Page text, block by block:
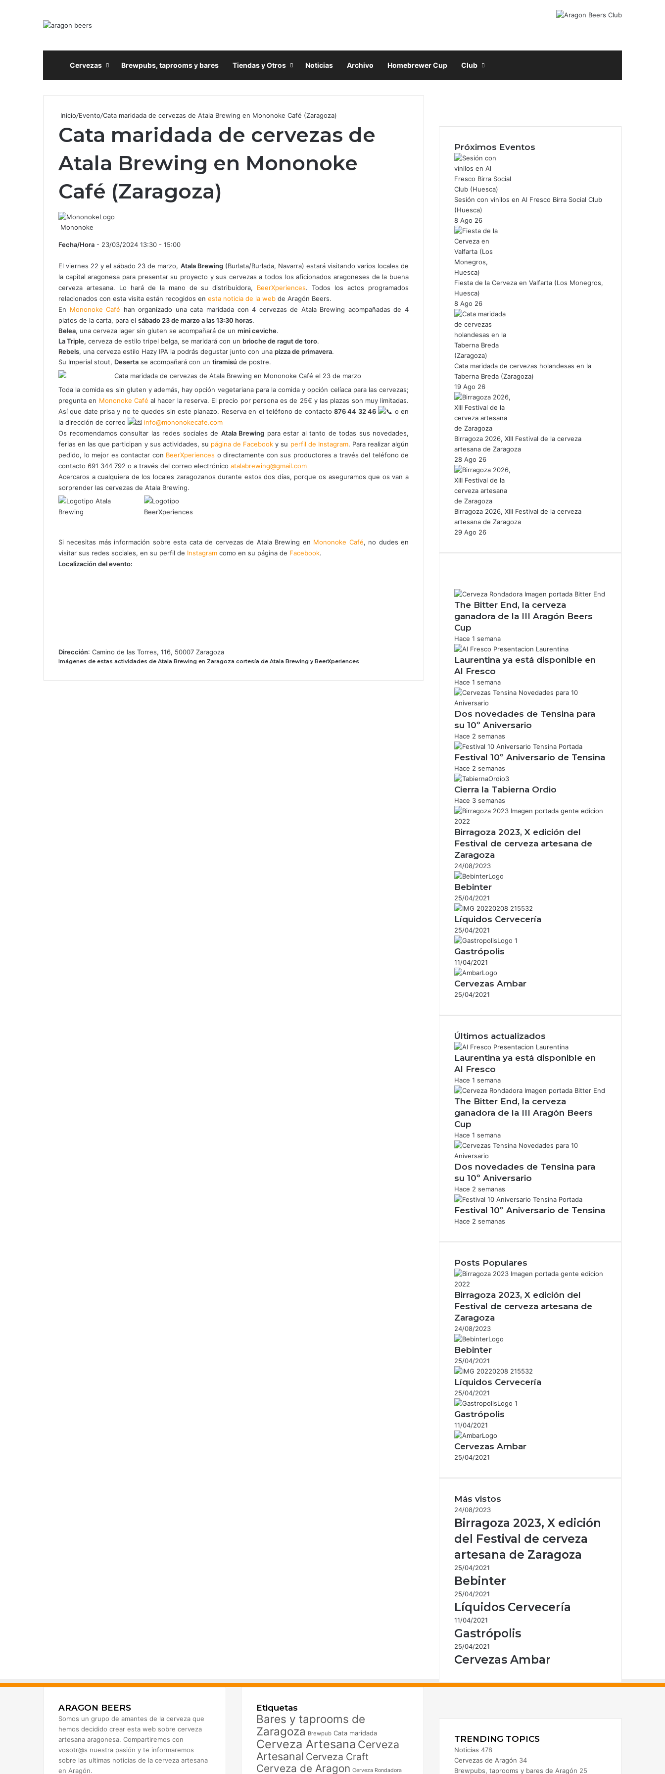
InicioCervezas Brewpubs, taprooms y bares Tiendas y Otros Noticias Archivo Homebrewer Cup Club
Inicio/Evento/Cata maridada de cervezas de Atala Brewing en Mononoke Café (Zaragoza)
Cata maridada de cervezas de
Atala Brewing en Mononoke
Café (Zaragoza)
Mononoke
Fecha/Hora - 23/03/2024 13:30 - 15:00
El viernes 22 y el sábado 23 de marzo, Atala Brewing(Burlata/Burlada, Navarra) estará visitando varios locales de
la capital aragonesa para presentar su proyecto y sus cervezas a todos los aficionados aragoneses de la buena
cerveza artesana. Lo hará de la mano de su distribuidora, BeerXperiences. Todos los actos programados
relacionados con esta visita están recogidos en esta noticia de la web de Aragón Beers.
En Mononoke Café han organizado una cata maridada con 4 cervezas de Atala Brewing acompañadas de 4
platos de la carta, para el sábado 23 de marzo a las 13:30 horas.
Belea, una cerveza lager sin gluten se acompañará de un mini ceviche.
La Triple, cerveza de estilo tripel belga, se maridará con un brioche de ragut de toro.
Rebels, una cerveza estilo Hazy IPA la podrás degustar junto con una pizza de primavera.
Su Imperial stout, Deserta se acompañará con un tiramisú de postre.
Toda la comida es sin gluten y además, hay opción vegetariana para la comida y opción celíaca para las cervezas;
pregunta en Mononoke Café al hacer la reserva. El precio por persona es de 25€ y las plazas son muy limitadas.
Así que date prisa y no te quedes sin este planazo. Reserva en el teléfono de contacto 876 44 32 46
o en
la dirección de correo
info@mononokecafe.com
Os recomendamos consultar las redes sociales de Atala Brewing para estar al tanto de todas sus novedades,
ferias en las que participan y sus actividades, su página de Facebook y su perfil de Instagram. Para realizar algún
pedido, lo mejor es contactar con BeerXperiences o directamente con sus productores a través del teléfono de
contacto 691 344 792 o a través del correo electrónico atalabrewing@gmail.com
Acercaros a cualquiera de los locales zaragozanos durante estos dos días, porque os aseguramos que os van a
sorprender las cervezas de Atala Brewing.
Si necesitas más información sobre esta cata de cervezas de Atala Brewing en Mononoke Café, no dudes en
visitar sus redes sociales, en su perfil de Instagram como en su página de Facebook.
Localización del evento:
Dirección: Camino de las Torres, 116, 50007 Zaragoza
Imágenes de estas actividades de Atala Brewing en Zaragoza cortesía de Atala Brewing y BeerXperiences
Próximos Eventos
Sesión con vinilos en Al Fresco Birra Social Club
(Huesca)
8 Ago 26
Fiesta de la Cerveza en Valfarta (Los Monegros,
Huesca)
8 Ago 26
Cata maridada de cervezas holandesas en la
Taberna Breda (Zaragoza)
19 Ago 26
Birragoza 2026, XIII Festival de la cerveza
artesana de Zaragoza
28 Ago 26
Birragoza 2026, XIII Festival de la cerveza
artesana de Zaragoza
29 Ago 26
The Bitter End, la cerveza
ganadora de la III Aragón Beers
Cup
Hace 1 semana
Laurentina ya está disponible en
Al Fresco
Hace 1 semana
Dos novedades de Tensina para
su 10º Aniversario
Hace 2 semanas
Festival 10º Aniversario de Tensina
Hace 2 semanas
Cierra la Tabierna Ordio
Hace 3 semanas
Birragoza 2023, X edición del
Festival de cerveza artesana de
Zaragoza
24/08/2023
Bebinter
25/04/2021
Líquidos Cervecería
25/04/2021
Gastrópolis
11/04/2021
Cervezas Ambar
25/04/2021
Últimos actualizados
Laurentina ya está disponible en
Al Fresco
Hace 1 semana
The Bitter End, la cerveza
ganadora de la III Aragón Beers
Cup
Hace 1 semana
Dos novedades de Tensina para
su 10º Aniversario
Hace 2 semanas
Festival 10º Aniversario de Tensina
Hace 2 semanas
Posts Populares
Birragoza 2023, X edición del
Festival de cerveza artesana de
Zaragoza
24/08/2023
Bebinter
25/04/2021
Líquidos Cervecería
25/04/2021
Gastrópolis
11/04/2021
Cervezas Ambar
25/04/2021
Más vistos
24/08/2023
Birragoza 2023, X edición
del Festival de cerveza
artesana de Zaragoza
25/04/2021
Bebinter
25/04/2021
Líquidos Cervecería
11/04/2021
Gastrópolis
25/04/2021
Cervezas Ambar
ARAGON BEERS
Somos un grupo de amantes de la cerveza que
hemos decidido crear esta web sobre cerveza
artesana aragonesa. Compartiremos con
vosotr@s nuestra pasión y te informaremos
sobre las ultimas noticias de la cerveza artesana
en Aragón.
Etiquetas
Bares y taprooms de
Zaragoza Brewpub Cata maridada
Cerveza Artesana Cerveza
Artesanal Cerveza Craft
Cerveza de Aragon Cerveza Rondadora
TRENDING TOPICS
Noticias 478
Cervezas de Aragón 34
Brewpubs, taprooms y bares de Aragón 25